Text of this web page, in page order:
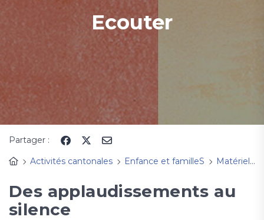
Ecouter
Partager :
Activités cantonales
Enfance et familleS Matériel d'animation
Des applaudissements au
silence